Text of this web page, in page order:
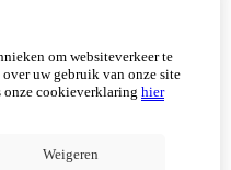
om websiteverkeer te
uw gebruik van onze site
onze cookieverklaring hier
Weigeren
(Tholen en